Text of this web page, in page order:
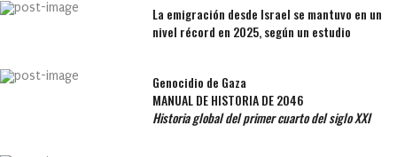
La emigración desde Israel se mantuvo en un
nivel récord en 2025, según un estudio
Genocidio de Gaza
MANUAL DE HISTORIA DE 2046
Historia global del primer cuarto del siglo XXI